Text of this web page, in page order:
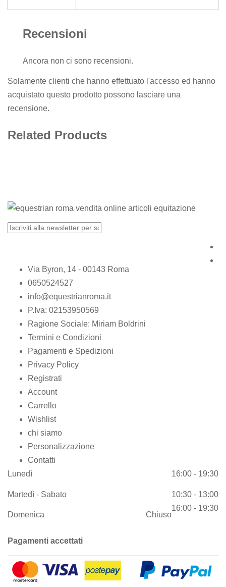
Recensioni
Ancora non ci sono recensioni.
Solamente clienti che hanno effettuato l'accesso ed hanno
acquistato questo prodotto possono lasciare una
recensione.
Related Products
Via Byron, 14 - 00143 Roma
0650524527
info@equestrianroma.it
P.Iva: 02153950569
Ragione Sociale: Miriam Boldrini
Termini e Condizioni
Pagamenti e Spedizioni
Privacy Policy
Registrati
Account
Carrello
Wishlist
chi siamo
Personalizzazione
Contatti
Lunedì
16:00 - 19:30
Martedì - Sabato
10:30 - 13:00
16:00 - 19:30
Domenica Chiuso
Pagamenti accettati